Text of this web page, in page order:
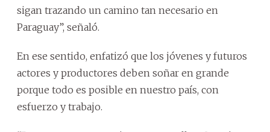
sigan trazando un camino tan necesario en
Paraguay”, señaló.
En ese sentido, enfatizó que los jóvenes y futuros
actores y productores deben soñar en grande
porque todo es posible en nuestro país, con
esfuerzo y trabajo.